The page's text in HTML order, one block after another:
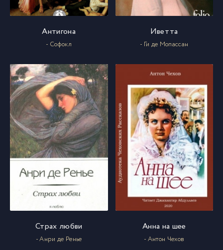
Антигона
- Софокл
Иветта
- Ги де Мопассан
Страх любви
- Анри де Ренье
Анна на шее
- Антон Чехов